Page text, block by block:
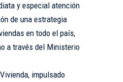
y especial atención
de una estrategia
en todo el país,
a través del Ministerio
impulsado